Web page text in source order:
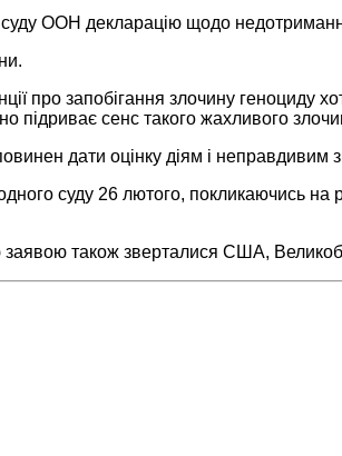
ООН декларацію щодо
про запобігання злочину геноциду
підриває сенс такого жахливого
дати оцінку діям і неправдивим
суду 26 лютого, покликаючись на
також зверталися США,